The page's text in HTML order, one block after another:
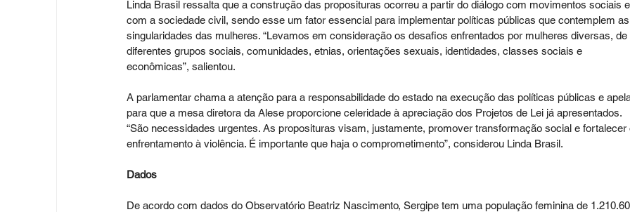
Linda Brasil ressalta que a construção das proposituras ocorreu a partir do diálogo com movimentos sociais
com a sociedade civil, sendo esse um fator essencial para implementar políticas públicas que contemplem
singularidades das mulheres. “Levamos em consideração os desafios enfrentados por mulheres diversas, de
diferentes grupos sociais, comunidades, etnias, orientações sexuais, identidades, classes sociais e
econômicas”, salientou.
A parlamentar chama a atenção para a responsabilidade do estado na execução das políticas públicas e
para que a mesa diretora da Alese proporcione celeridade à apreciação dos Projetos de Lei já apresentados.
“São necessidades urgentes. As proposituras visam, justamente, promover transformação social e
enfrentamento à violência. É importante que haja o comprometimento”, considerou Linda Brasil.
Dados
De acordo com dados do Observatório Beatriz Nascimento, Sergipe tem uma população feminina de